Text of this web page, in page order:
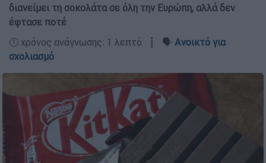
διανείμει τη σοκολάτα σε όλη την Ευρώπη, αλλά δεν
έφτασε ποτέ
🕛 χρόνος ανάγνωσης: 1 λεπτό ┋ 🗣️ Ανοικτό για
σχολιασμό